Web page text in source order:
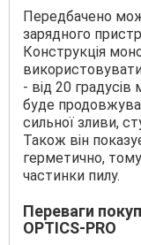
Передбачено
зарядного
Конструкція
- від 20
буде
сильної зливи,
Також він
герметично,
частинки пилу.
Переваги
OPTICS-PRO